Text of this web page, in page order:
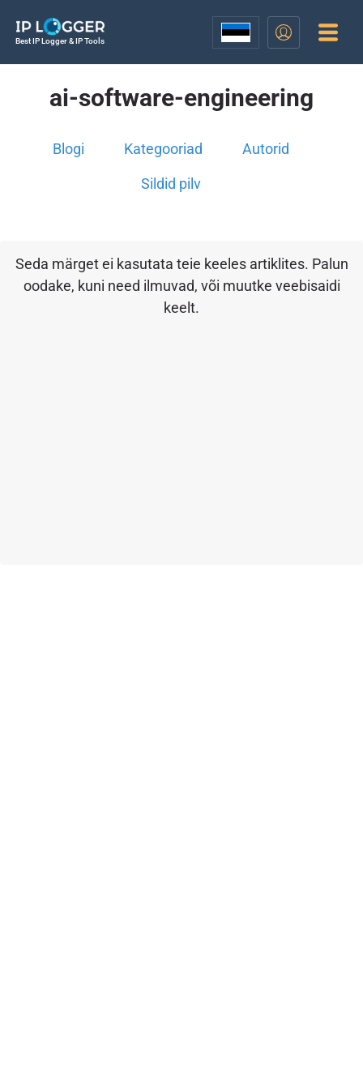
Best IP Logger & IP Tools
ai-software-engineering
Blogi Kategooriad Autorid
Sildid pilv